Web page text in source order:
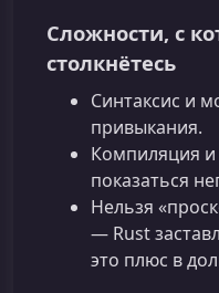
Сложности, с
столкнётесь
Синтаксис и
привыкания.
Компиляция и
показаться
Нельзя
— Rust
это плюс в